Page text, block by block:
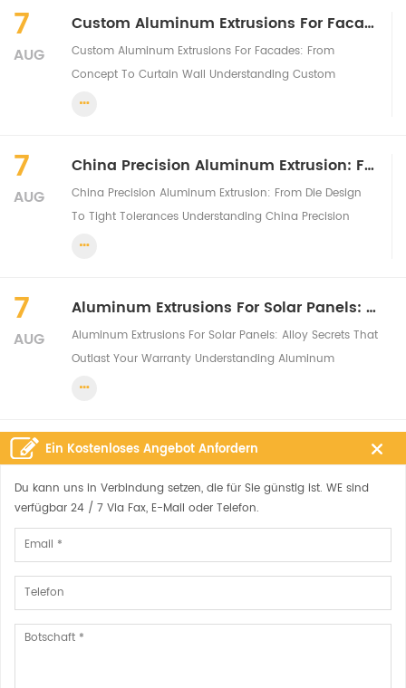
7
AUG
Custom Aluminum Extrusions For Facades: From Concept To Curtain Wall
Custom Aluminum Extrusions For Facades: From
Concept To Curtain Wall Understanding Custom
Aluminum Extrusions for Modern Facades When you
curtain ...
7
AUG
China Precision Aluminum Extrusion: From Die Design To Tight Tolerances
China Precision Aluminum Extrusion: From Die Design
To Tight Tolerances Understanding China Precision
Aluminum Extrusion When you're sourcing components
7
AUG
Aluminum Extrusions For Solar Panels: Alloy Secrets That Outlast Your Warranty
Aluminum Extrusions For Solar Panels: Alloy Secrets That
Outlast Your Warranty Understanding Aluminum
Extrusions in Solar Panel Systems When you're standing
for a utility-scale project, the met...
KONTAKTIERE UNS
FOLGE UNS
HOT TAGS.
EINE NACHRICHT HINTERLASSEN
Ein Kostenloses Angebot Anfordern
Du kann uns in Verbindung setzen, die für Sie günstig ist. WE sind
verfügbar 24 / 7 Via Fax, E-Mail oder Telefon.